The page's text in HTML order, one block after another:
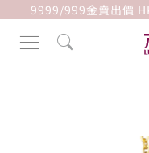
9999/999金賣出價